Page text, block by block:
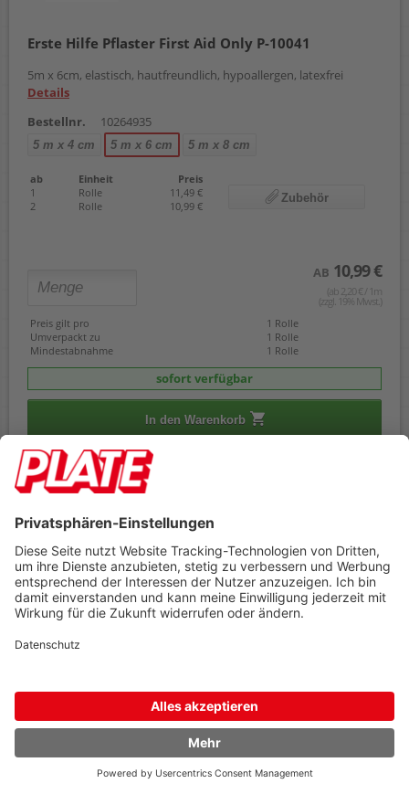
Erste Hilfe Pflaster First Aid Only P-10041
5m x 6cm, elastisch, hautfreundlich, hypoallergen, latexfrei
Details
Bestellnr.
10264935
5 m x 4 cm 5 m x 6 cm 5 m x 8 cm
ab Einheit
Preis
1
Rolle
11,49 €
2
Rolle 10,99 €
Zubehör
AB 10,99 €
(ab 2,20 € / 1m
(zzgl. 19% Mwst.)
Preis gilt pro
1 Rolle
Umverpackt zu
1 Rolle
Mindestabnahme
1 Rolle
sofort verfügbar
In den Warenkorb
Rufen Sie uns an 04298 401-0
Lieferbedingungen
Footer anzeigen
PLATE Büromaterial Vertriebs GmbH